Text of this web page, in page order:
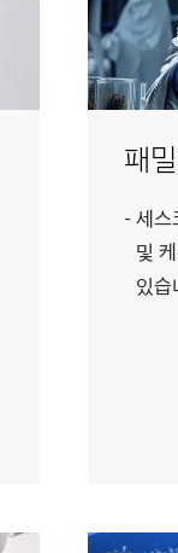
패
세스
및
있습